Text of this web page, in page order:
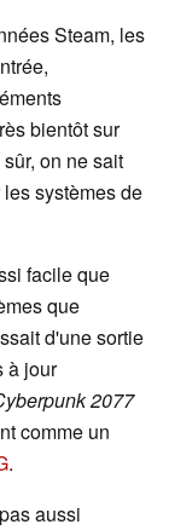
Steam, les
bientôt sur
on ne sait
systèmes de
facile que
que
d'une sortie
à jour
2077
comme un
.
aussi